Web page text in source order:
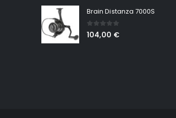
Brain Distanza 7000S
0out of 5
104,00 €